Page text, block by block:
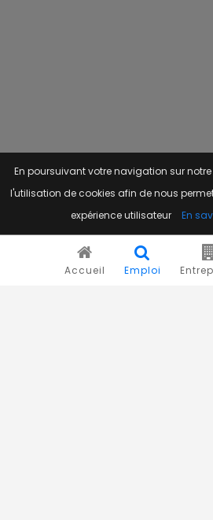
Accueil Emploi
En poursuivant votre navigation sur
l'utilisation de cookies afin de nous
expérience utilisateur
En